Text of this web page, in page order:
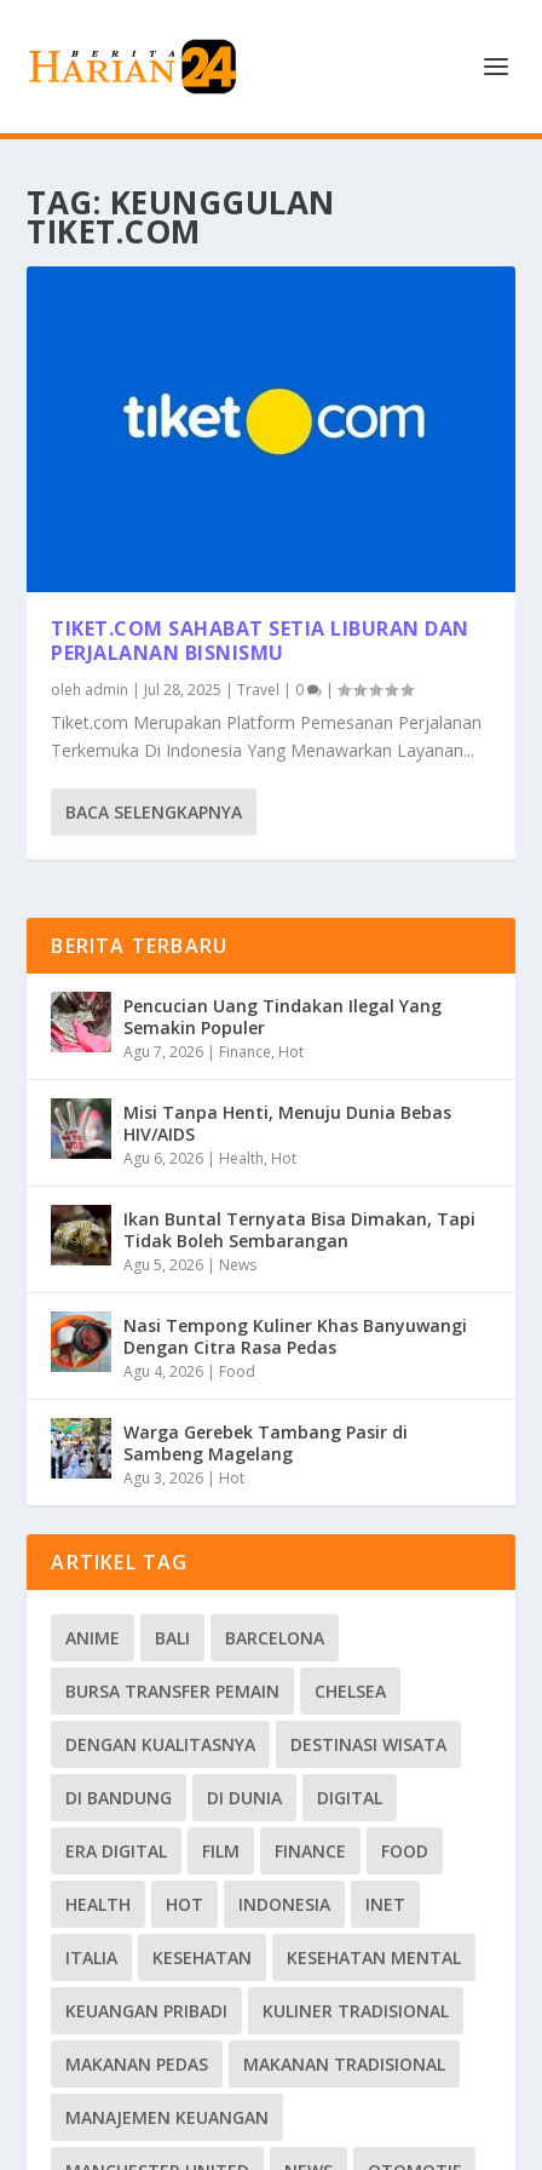
TAG: KEUNGGULAN
TIKET.COM
TIKET.COM SAHABAT SETIA LIBURAN DAN
PERJALANAN BISNISMU
oleh admin | Jul 28, 2025 |Travel | 0 |
Tiket.com Merupakan Platform Pemesanan Perjalanan
Terkemuka Di Indonesia Yang Menawarkan Layanan...
BACA SELENGKAPNYA
BERITA TERBARU
Pencucian Uang Tindakan Ilegal Yang
Semakin Populer
Agu 7, 2026 | Finance, Hot
Misi Tanpa Henti, Menuju Dunia Bebas
HIV/AIDS
Agu 6, 2026 | Health, Hot
Ikan Buntal Ternyata Bisa Dimakan, Tapi
Tidak Boleh Sembarangan
Agu 5, 2026 | News
Nasi Tempong Kuliner Khas Banyuwangi
Dengan Citra Rasa Pedas
Agu 4, 2026 | Food
Warga Gerebek Tambang Pasir di
Sambeng Magelang
Agu 3, 2026 | Hot
ARTIKEL TAG
ANIME BALI BARCELONA
BURSA TRANSFER PEMAIN CHELSEA
DENGAN KUALITASNYA DESTINASI WISATA
DI BANDUNG DI DUNIA DIGITAL
ERA DIGITAL FILM FINANCE FOOD
HEALTH HOT INDONESIA INET
ITALIA KESEHATAN KESEHATAN MENTAL
KEUANGAN PRIBADI KULINER TRADISIONAL
MAKANAN PEDAS MAKANAN TRADISIONAL
MANAJEMEN KEUANGAN